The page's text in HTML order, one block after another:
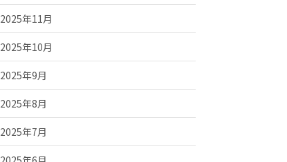
2025年11月
2025年10月
2025年9月
2025年8月
2025年7月